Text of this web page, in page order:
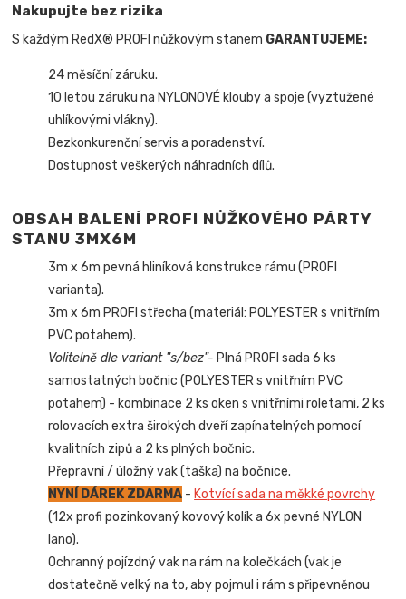
Nakupujte bez rizika
S každým RedX® PROFI nůžkovým stanem GARANTUJEME:
24 měsíční záruku.
10 letou záruku na NYLONOVÉ klouby a spoje (vyztužené
uhlíkovými vlákny).
Bezkonkurenční servis a poradenství.
Dostupnost veškerých náhradních dílů.
OBSAH BALENÍ PROFI NŮŽKOVÉHO PÁRTY
STANU 3MX6M
3m x 6m pevná hliníková konstrukce rámu (PROFI
varianta).
3m x 6m PROFI střecha (materiál: POLYESTER s vnitřním
PVC potahem).
Volitelně dle variant "s/bez"- Plná PROFI sada 6 ks
samostatných bočnic (POLYESTER s vnitřním PVC
potahem) - kombinace 2 ks oken s vnitřními roletami, 2 ks
rolovacích extra širokých dveří zapínatelných pomocí
kvalitních zipů a 2 ks plných bočnic.
Přepravní / úložný vak (taška) na bočnice.
NYNÍ DÁREK ZDARMA - Kotvící sada na měkké povrchy
(12x profi pozinkovaný kovový kolík a 6x pevné NYLON
lano).
Ochranný pojízdný vak na rám na kolečkách (vak je
dostatečně velký na to, aby pojmul i rám s připevněnou